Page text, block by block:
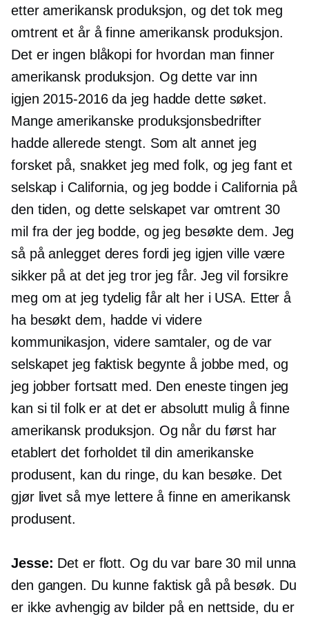
etter amerikansk produksjon, og det tok meg
omtrent et år å finne amerikansk produksjon.
Det er ingen blåkopi for hvordan man finner
amerikansk produksjon. Og dette var inn
igjen 2015-2016da jeg hadde dette søket.
Mange amerikanske produksjonsbedrifter
hadde allerede stengt. Som alt annet jeg
forsket på, snakket jeg med folk, og jeg fant et
selskap i California, og jeg bodde i California på
den tiden, og dette selskapet var omtrent 30
mil fra der jeg bodde, og jeg besøkte dem. Jeg
så på anlegget deres fordi jeg igjen ville være
sikker på at det jeg tror jeg får. Jeg vil forsikre
meg om at jeg tydelig får alt her i USA. Etter å
ha besøkt dem, hadde vi videre
kommunikasjon, videre samtaler, og de var
selskapet jeg faktisk begynte å jobbe med, og
jeg jobber fortsatt med. Den eneste tingen jeg
kan si til folk er at det er absolutt mulig å finne
amerikansk produksjon. Og når du først har
etablert det forholdet til din amerikanske
produsent, kan du ringe, du kan besøke. Det
gjør livet så mye lettere å finne en amerikansk
produsent.
Jesse: Det er flott. Og du var bare 30 mil unna
den gangen. Du kunne faktisk gå på besøk. Du
er ikke avhengig av bilder på en nettside, du er